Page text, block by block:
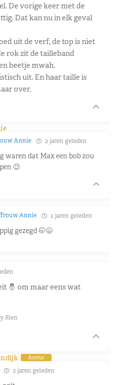
De vorige keer met de
Dat kan nu in elk geval
uit de verf, de top is niet
rok zit de tailleband
beetje mwah.
uit. En haar taille is
over.
Annie 2 jaren geleden
waren dat Max een bob zou
😉
Annie 2 jaren geleden
gezegd 🤭😉
🤴 om maar eens wat
Rien
Auteur
2 jaren geleden